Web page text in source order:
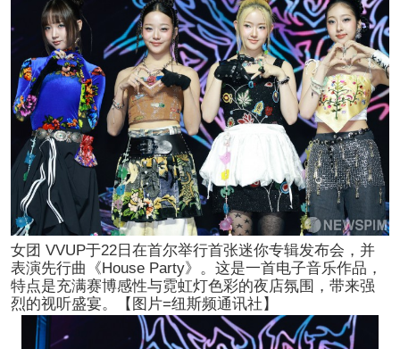
女团 VVUP于22日在首尔举行首张迷你专辑发布会，并
表演先行曲《House Party》。这是一首电子音乐作品，
特点是充满赛博感性与霓虹灯色彩的夜店氛围，带来强
烈的视听盛宴。【图片=纽斯频通讯社】